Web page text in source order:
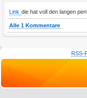
Link die hat voll den langen
Alle 1 Kommentare
RSS-